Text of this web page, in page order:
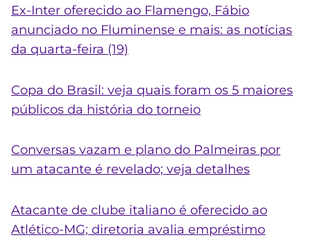
Ex-Inter oferecido ao Flamengo, Fábio
anunciado no Fluminense e mais: as notícias
da quarta-feira (19)
Copa do Brasil: veja quais foram os 5 maiores
públicos da história do torneio
Conversas vazam e plano do Palmeiras por
um atacante é revelado; veja detalhes
Atacante de clube italiano é oferecido ao
Atlético-MG; diretoria avalia empréstimo